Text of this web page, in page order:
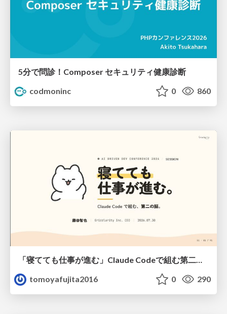
5分で問診！Composer セキュリティ健康診断
codmoninc
0 860
「寝てても仕事が進む」Claude Codeで組む第二の脳
tomoyafujita2016
0 290